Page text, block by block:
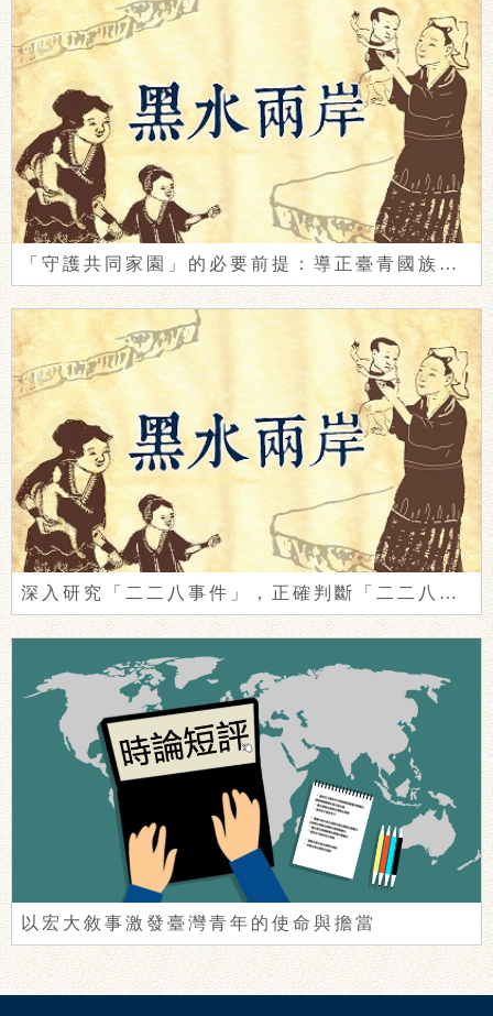
「守護共同家園」的必要前提：導正臺青國族認同
深入研究「二二八事件」，正確判斷「二二八事件」的性質
以宏大敘事激發臺灣青年的使命與擔當